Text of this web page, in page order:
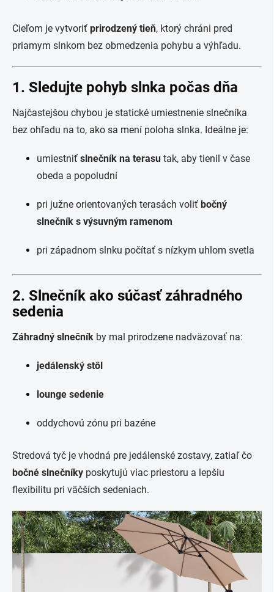
Cieľom je vytvoriť prirodzený tieň, ktorý chráni pred
priamym slnkom bez obmedzenia pohybu a výhľadu.
1. Sledujte pohyb slnka počas dňa
Najčastejšou chybou je statické umiestnenie slnečníka
bez ohľadu na to, ako sa mení poloha slnka. Ideálne je:
umiestniť slnečník na terasu tak, aby tienil v čase
obeda a popoludní
pri južne orientovaných terasách voliť bočný
slnečník s výsuvným ramenom
pri západnom slnku počítať s nízkym uhlom svetla
2. Slnečník ako súčasť záhradného
sedenia
Záhradný slnečník by mal prirodzene nadväzovať na:
jedálenský stôl
lounge sedenie
oddychovú zónu pri bazéne
Stredová tyč je vhodná pre jedálenské zostavy, zatiaľ čo
bočné slnečníky poskytujú viac priestoru a lepšiu
flexibilitu pri väčších sedeniach.